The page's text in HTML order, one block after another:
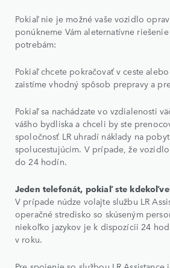
Pokiaľ nie je možné vaše vozidlo
ponúkneme Vám aleternatívne
potrebám:
Pokiaľ chcete pokračovať v ceste
zaistíme vhodný spôsob prepravy a
Pokiaľ sa nachádzate vo vzdialenosti
vášho bydliska a chceli by ste
spoločnosť LR uhradí náklady na
spolucestujúcim. V prípade, že
do 24 hodín.
Jeden telefonát, pokiaľ ste
V prípade núdze volajte službu LR
operačné stredisko so skúseným
niekoľko jazykov je k dispozícii 24
v roku.